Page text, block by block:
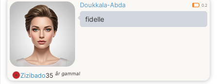
Doukkala-Abda 0.2
fidelle
Zizibado35 år gammal